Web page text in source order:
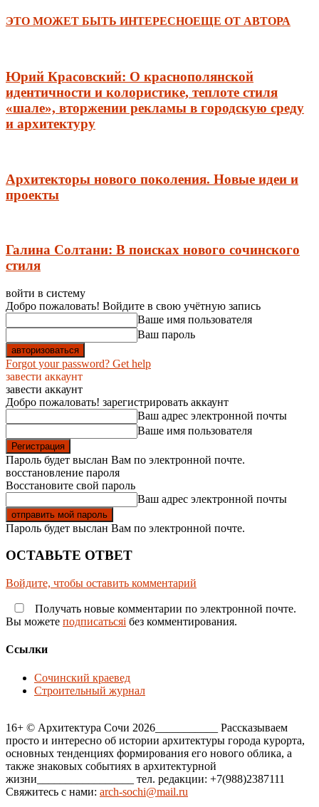
ЭТО МОЖЕТ БЫТЬ ИНТЕРЕСНОЕЩЕ ОТ АВТОРА
Юрий Красовский: О краснополянской
идентичности и колористике, теплоте стиля
«шале», вторжении рекламы в городскую среду
и архитектуру
Архитекторы нового поколения. Новые идеи и
проекты
Галина Солтани: В поисках нового сочинского
стиля
войти в систему
Добро пожаловать! Войдите в свою учётную запись
Ваше имя пользователя
Ваш пароль
Forgot your password? Get help
завести аккаунт
завести аккаунт
Добро пожаловать! зарегистрировать аккаунт
Ваш адрес электронной почты
Ваше имя пользователя
Пароль будет выслан Вам по электронной почте.
восстановление пароля
Восстановите свой пароль
Ваш адрес электронной почты
Пароль будет выслан Вам по электронной почте.
ОСТАВЬТЕ ОТВЕТ
Войдите, чтобы оставить комментарий
Получать новые комментарии по электронной почте.
Вы можете подписатьсяi без комментирования.
Ссылки
Сочинский краевед
Строительный журнал
16+ © Архитектура Сочи 2026___________ Рассказываем
просто и интересно об истории архитектуры города курорта,
основных тенденциях формирования его нового облика, а
также знаковых событиях в архитектурной
жизни_________________ тел. редакции: +7(988)2387111
Свяжитесь с нами: arch-sochi@mail.ru